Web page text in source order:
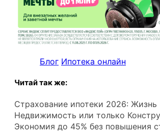
Блог Ипотека онлайн
Читай так же:
Страхование ипотеки 2026: Жизнь
Недвижимость или только
Экономия до 45% без повышения